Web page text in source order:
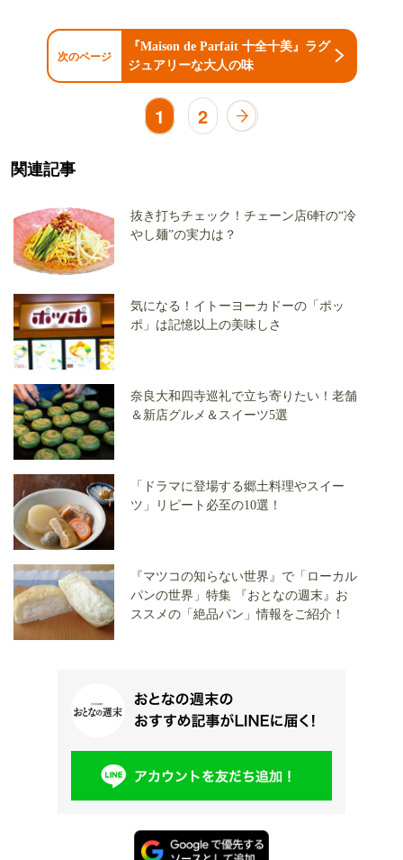
次のページ
『Maison de Parfait 十全十美』ラグ
ジュアリーな大人の味
1 2
関連記事
抜き打ちチェック！チェーン店6軒の“冷
やし麺”の実力は？
気になる！イトーヨーカドーの「ポッ
ポ」は記憶以上の美味しさ
奈良大和四寺巡礼で立ち寄りたい！老舗
＆新店グルメ＆スイーツ5選
「ドラマに登場する郷土料理やスイー
ツ」リピート必至の10選！
『マツコの知らない世界』で「ローカル
パンの世界」特集 『おとなの週末』お
ススメの「絶品パン」情報をご紹介！